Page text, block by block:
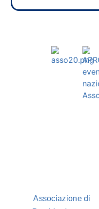
Associazione di